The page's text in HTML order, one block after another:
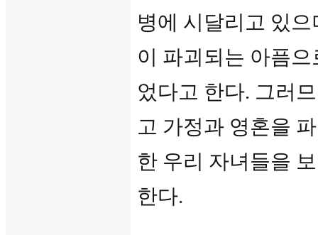
병에 시달리고 있
이 파괴되는 아픔
었다고 한다. 그러
고 가정과 영혼을
한 우리 자녀들을
한다.